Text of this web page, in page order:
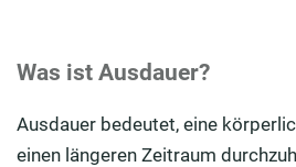
Was ist Ausdauer?
Ausdauer bedeutet, eine
einen längeren Zeitraum